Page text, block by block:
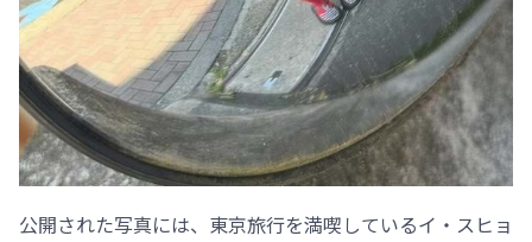
公開された写真には、東京旅行を満喫しているイ・スヒョ